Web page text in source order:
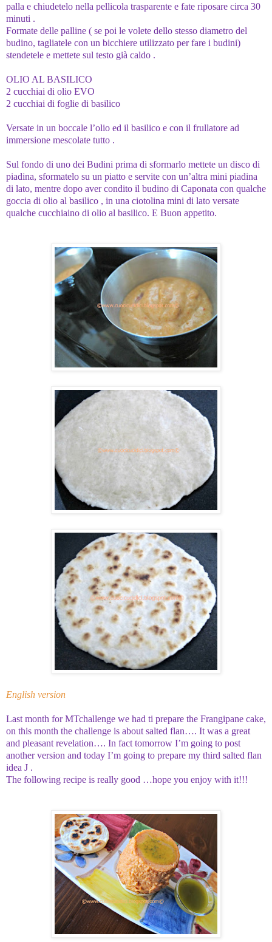
palla e chiudetelo nella pellicola trasparente e fate riposare circa 30
minuti .
Formate delle palline ( se poi le volete dello stesso diametro del
budino, tagliatele con un bicchiere utilizzato per fare i budini)
stendetele e mettete sul testo già caldo .
OLIO AL BASILICO
2 cucchiai di olio EVO
2 cucchiai di foglie di basilico
Versate in un boccale l’olio ed il basilico e con il frullatore ad
immersione mescolate tutto .
Sul fondo di uno dei Budini prima di sformarlo mettete un disco di
piadina, sformatelo su un piatto e servite con un’altra mini piadina
di lato, mentre dopo aver condito il budino di Caponata con qualche
goccia di olio al basilico , in una ciotolina mini di lato versate
qualche cucchiaino di olio al basilico. E Buon appetito.
English version
Last month for MTchallenge we had ti prepare the Frangipane cake,
on this month the challenge is about salted flan…. It was a great
and pleasant revelation…. In fact tomorrow I’m going to post
another version and today I’m going to prepare my third salted flan
idea J .
The following recipe is really good …hope you enjoy with it!!!